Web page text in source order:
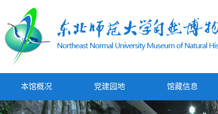
本馆概况 党建园地 馆藏信息